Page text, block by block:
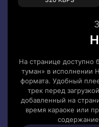
На странице доступно
туман» в исполнении
формата. Удобный
трек перед
добавленный на
время караоке или